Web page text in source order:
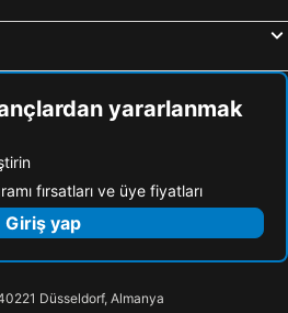
yararlanmak
fırsatları ve üye fiyatları
Giriş yap
Düsseldorf, Almanya